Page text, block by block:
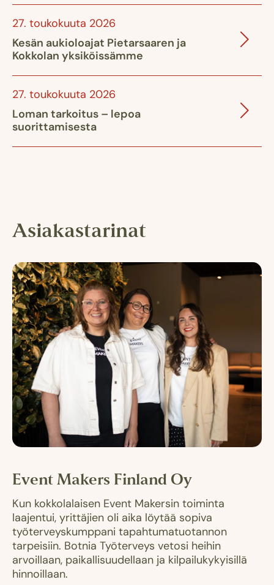
27. toukokuuta 2026
Kesän aukioloajat Pietarsaaren ja
Kokkolan yksiköissämme
27. toukokuuta 2026
Loman tarkoitus – lepoa
suorittamisesta
Asiakastarinat
Event Makers Finland Oy
Kun kokkolalaisen Event Makersin toiminta
laajentui, yrittäjien oli aika löytää sopiva
työterveyskumppani tapahtumatuotannon
tarpeisiin. Botnia Työterveys vetosi heihin
arvoillaan, paikallisuudellaan ja kilpailukykyisillä
hinnoillaan.